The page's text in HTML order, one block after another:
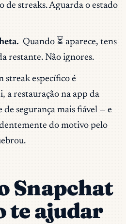
de streaks. Aguarda o estado
Quando ⏳ aparece, tens
restante. Não ignores.
streak específico é
a restauração na app da
de segurança mais fiável — e
do motivo pelo
Snapchat
te ajudar